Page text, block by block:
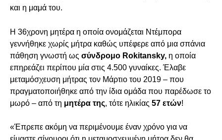
και η μαμά του.
Η 36χρονη μητέρα η οποία ονομάζεται Ντέμπορα
γεννήθηκε χωρίς μήτρα καθώς υπέφερε από μια σπάνια
πάθηση γνωστή ως σύνδρομο Rokitansky, η οποία
επηρεάζει περίπου μία στις 4.500 γυναίκες. Έλαβε
μεταμόσχευση μήτρας τον Μάρτιο του 2019 – που
πραγματοποιήθηκε από την ίδια ομάδα που παρέδωσε το
μωρό – από τη μητέρα της, τότε ηλικίας 57 ετών!
«Έπρεπε ακόμη να περιμένουμε έναν χρόνο για να